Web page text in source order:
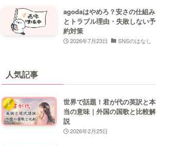
agodaはやめろ？安さの仕組み
とトラブル理由・失敗しない予
約対策
2026年7月23日 SNSのはなし
人気記事
世界で話題！君が代の英訳と本
当の意味｜外国の国歌と比較解
説
2026年2月25日